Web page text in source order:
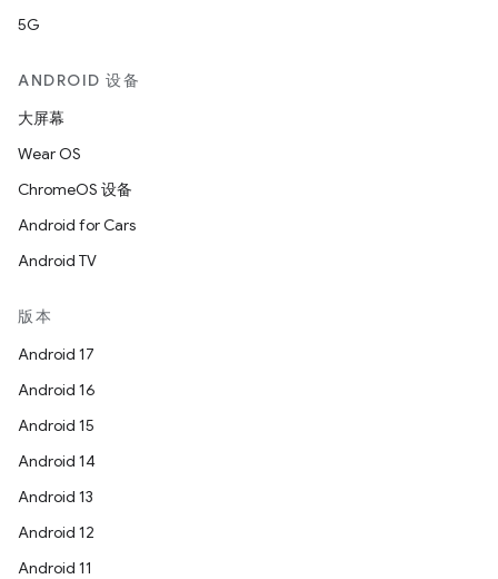
5G
ANDROID 设备
大屏幕
Wear OS
ChromeOS 设备
Android for Cars
Android TV
版本
Android 17
Android 16
Android 15
Android 14
Android 13
Android 12
Android 11